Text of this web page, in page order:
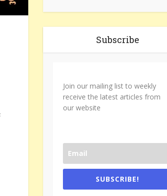
Subscribe
Join our mailing list to weekly
receive the latest articles from
our website
SUBSCRIBE!